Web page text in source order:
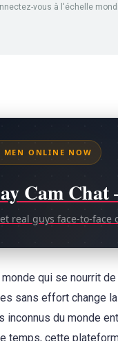
vous à l'échelle
MEN ONLINE NOW
Cam
real guys face-to-face
monde qui se nourrit
sans effort change
inconnus du monde
temps, cette